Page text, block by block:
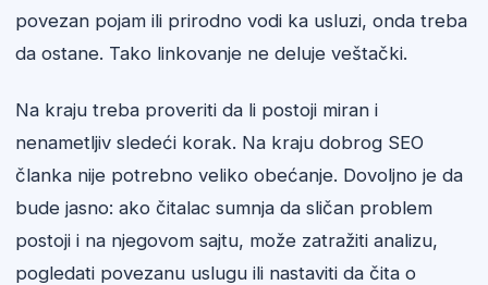
povezan pojam ili prirodno vodi ka usluzi, onda treba
da ostane. Tako linkovanje ne deluje veštački.
Na kraju treba proveriti da li postoji miran i
nenametljiv sledeći korak. Na kraju dobrog SEO
članka nije potrebno veliko obećanje. Dovoljno je da
bude jasno: ako čitalac sumnja da sličan problem
postoji i na njegovom sajtu, može zatražiti analizu,
pogledati povezanu uslugu ili nastaviti da čita o